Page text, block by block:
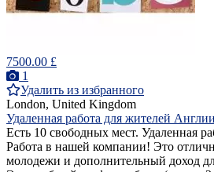
7500.00 £
1
Удалить из избранного
London, United Kingdom
Удаленная работа для жителей
Есть 10 свободных мест. Удаленная
Работа в нашей компании! Это
молодежи и дополнительный доход